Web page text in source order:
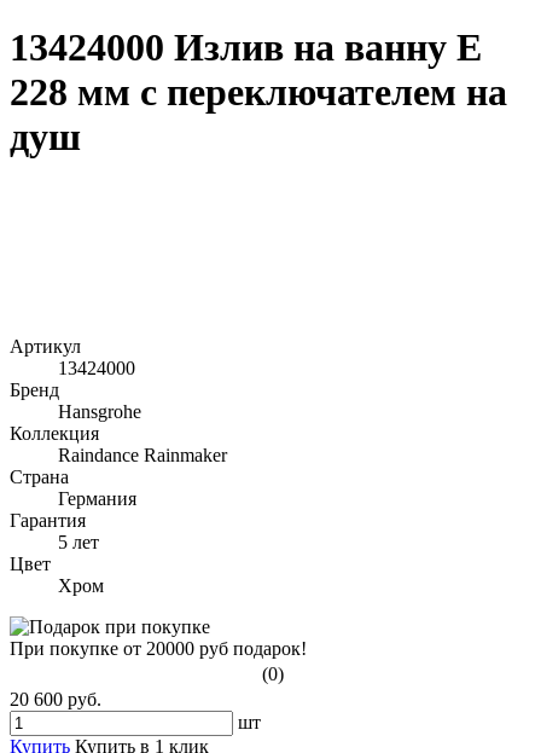
13424000 Излив на ванну E
228 мм с переключателем на
душ
Артикул
13424000
Бренд
Hansgrohe
Коллекция
Raindance Rainmaker
Страна
Германия
Гарантия
5 лет
Цвет
Хром
При покупке от 20000 руб подарок!
(0)
20 600 руб.
шт
Купить Купить в 1 клик